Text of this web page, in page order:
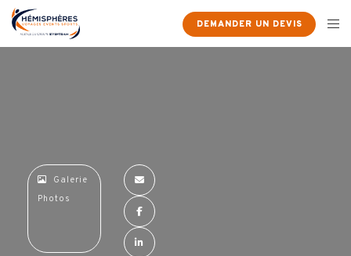
DEMANDER UN DEVIS
Galerie
Photos
×